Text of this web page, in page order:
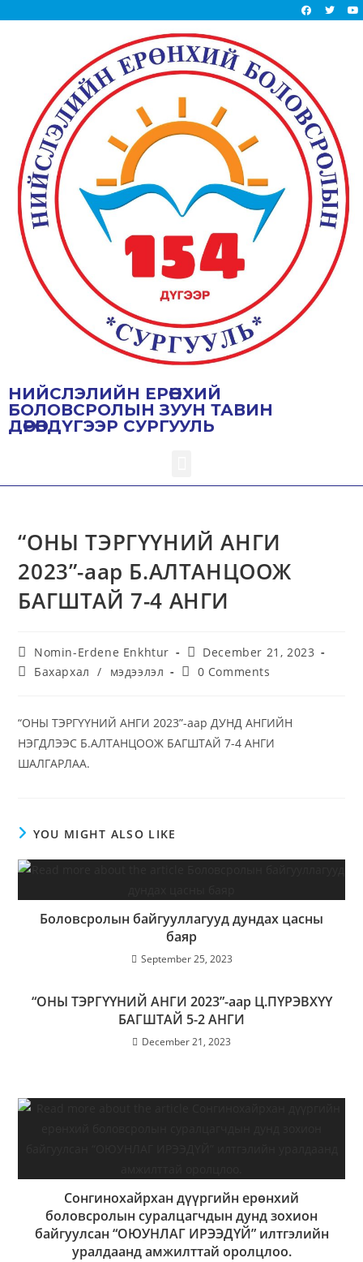
НИЙСЛЭЛИЙН ЕРӨНХИЙ
БОЛОВСРОЛЫН ЗУУН ТАВИН
ДӨРӨВДҮГЭЭР СУРГУУЛЬ
“ОНЫ ТЭРГҮҮНИЙ АНГИ
2023”-аар Б.АЛТАНЦООЖ
БАГШТАЙ 7-4 АНГИ
Nomin-Erdene Enkhtur
December 21, 2023
Бахархал
/ мэдээлэл 0 Comments
“ОНЫ ТЭРГҮҮНИЙ АНГИ 2023”-аар ДУНД АНГИЙН
НЭГДЛЭЭС Б.АЛТАНЦООЖ БАГШТАЙ 7-4 АНГИ
ШАЛГАРЛАА.
YOU MIGHT ALSO LIKE
Боловсролын байгууллагууд дундах цасны
баяр
September 25, 2023
“ОНЫ ТЭРГҮҮНИЙ АНГИ 2023”-аар Ц.ПҮРЭВХҮҮ
БАГШТАЙ 5-2 АНГИ
December 21, 2023
Сонгинохайрхан дүүргийн ерөнхий
боловсролын суралцагчдын дунд зохион
байгуулсан “ОЮУНЛАГ ИРЭЭДҮЙ” илтгэлийн
уралдаанд амжилттай оролцлоо.